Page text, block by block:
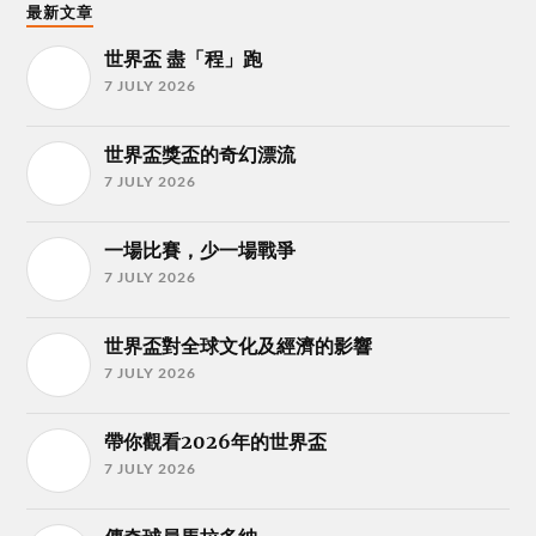
最新文章
世界盃 盡「程」跑
7 JULY 2026
世界盃獎盃的奇幻漂流
7 JULY 2026
一場比賽，少一場戰爭
7 JULY 2026
世界盃對全球文化及經濟的影響
7 JULY 2026
帶你觀看2026年的世界盃
7 JULY 2026